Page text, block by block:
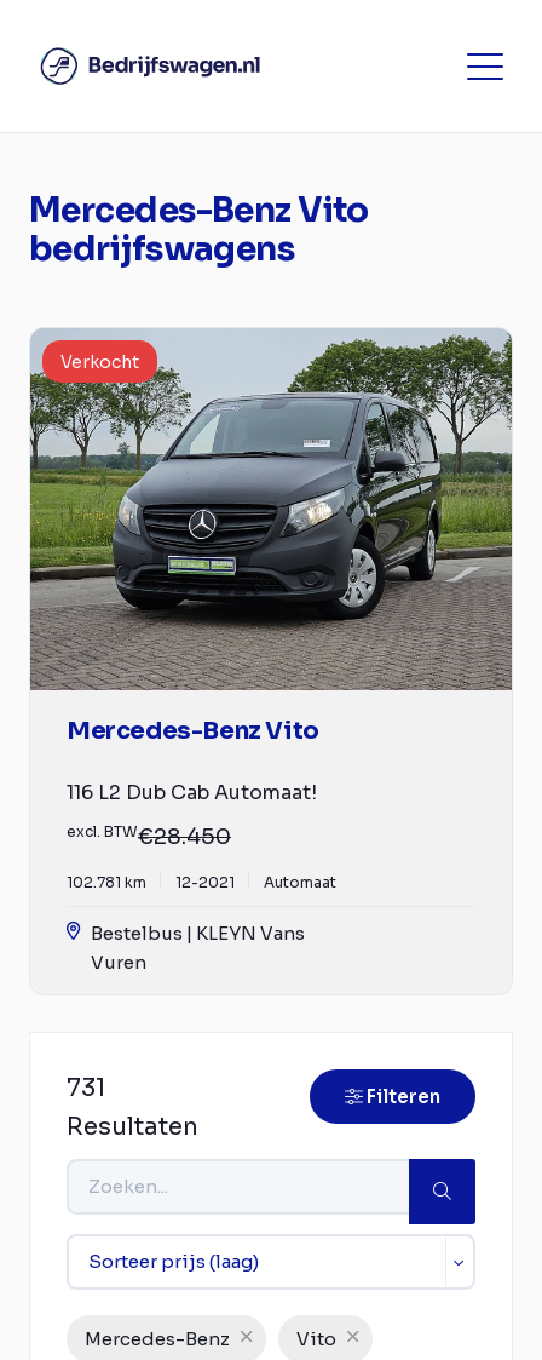
Mercedes-Benz Vito
bedrijfswagens
Verkocht
Mercedes-Benz Vito
116 L2 Dub Cab Automaat!
excl. BTW€28.450
102.781 km 12-2021 Automaat
Bestelbus | KLEYN Vans
Vuren
731
Resultaten
Filteren
Mercedes-Benz Vito